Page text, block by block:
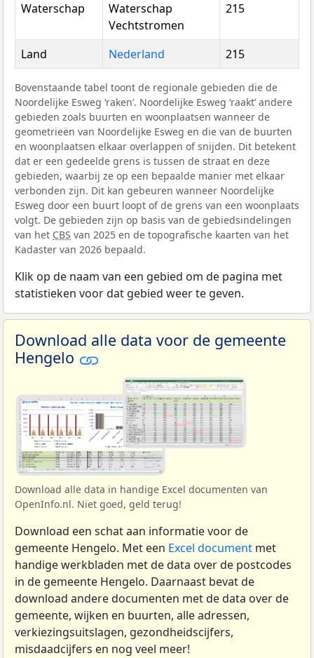
Waterschap
Waterschap
Vechtstromen
215
Land Nederland 215
Bovenstaande tabel toont de regionale gebieden die de
Noordelijke Esweg ‘raken’. Noordelijke Esweg ‘raakt’ andere
gebieden zoals buurten en woonplaatsen wanneer de
geometrieën van Noordelijke Esweg en die van de buurten
en woonplaatsen elkaar overlappen of snijden. Dit betekent
dat er een gedeelde grens is tussen de straat en deze
gebieden, waarbij ze op een bepaalde manier met elkaar
verbonden zijn. Dit kan gebeuren wanneer Noordelijke
Esweg door een buurt loopt of de grens van een woonplaats
volgt. De gebieden zijn op basis van de gebiedsindelingen
van het CBS van 2025 en de topografische kaarten van het
Kadaster van 2026 bepaald.
Klik op de naam van een gebied om de pagina met
statistieken voor dat gebied weer te geven.
Download alle data voor de gemeente
Hengelo
Download alle data in handige Excel documenten van
OpenInfo.nl. Niet goed, geld terug!
Download een schat aan informatie voor de
gemeente Hengelo. Met een Excel document met
handige werkbladen met de data over de postcodes
in de gemeente Hengelo. Daarnaast bevat de
download andere documenten met de data over de
gemeente, wijken en buurten, alle adressen,
verkiezingsuitslagen, gezondheidscijfers,
misdaadcijfers en nog veel meer!